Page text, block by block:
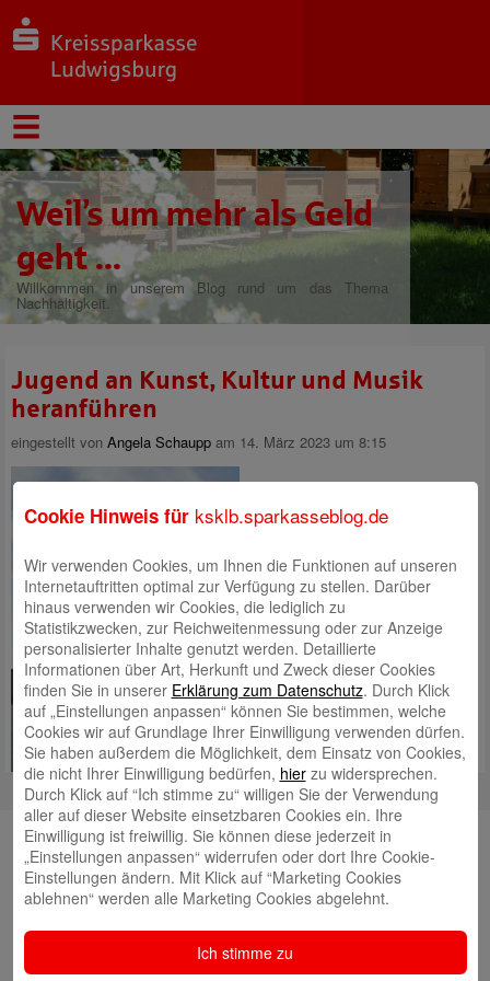
Weil’s um mehr als Geld
geht ...
Willkommen in unserem Blog rund um das Thema
Nachhaltigkeit.
Jugend an Kunst, Kultur und Musik
heranführen
eingestellt von Angela Schaupp am 14. März 2023 um 8:15
Bereits zum 60. Mal findet der
größte Wettbewerb in
Deutschland für junge
Einander zuhören, voneinander
lernen und gemeinsam
musizieren sind die
Schwerpunkte bei „Jugend
musiziert“ und der Grund,
weshalb im Laufe von 60 Jahren
mehrMehr lesen
Neueste Beiträge
Neuer Nachhaltigkeitsbericht jetzt online!
Landessieger: Besigheimer Schule ist
Energiesparmeister 2026
Neue Heimat für Mehlschwalben
Cookie Hinweis für ksklb.sparkasseblog.de
Wir verwenden Cookies, um Ihnen die Funktionen auf unseren
Internetauftritten optimal zur Verfügung zu stellen. Darüber
hinaus verwenden wir Cookies, die lediglich zu
Statistikzwecken, zur Reichweitenmessung oder zur Anzeige
personalisierter Inhalte genutzt werden. Detaillierte
Informationen über Art, Herkunft und Zweck dieser Cookies
finden Sie in unserer Erklärung zum Datenschutz. Durch Klick
auf „Einstellungen anpassen“ können Sie bestimmen, welche
Cookies wir auf Grundlage Ihrer Einwilligung verwenden dürfen.
Sie haben außerdem die Möglichkeit, dem Einsatz von Cookies,
die nicht Ihrer Einwilligung bedürfen, hierzu widersprechen.
Durch Klick auf “Ich stimme zu“ willigen Sie der Verwendung
aller auf dieser Website einsetzbaren Cookies ein. Ihre
Einwilligung ist freiwillig. Sie können diese jederzeit in
„Einstellungen anpassen“ widerrufen oder dort Ihre Cookie-
Einstellungen ändern. Mit Klick auf “Marketing Cookies
ablehnen“ werden alle Marketing Cookies abgelehnt.
Ich stimme zu